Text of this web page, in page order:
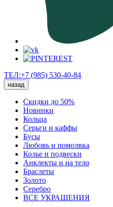
ТЕЛ:+7 (985) 530-40-84
назад
Скидки до 50%
Новинки
Кольца
Серьги и каффы
Бусы
Любовь и помолвка
Колье и подвески
Анклекты и на тело
Браслеты
Золото
Серебро
ВСЕ УКРАШЕНИЯ